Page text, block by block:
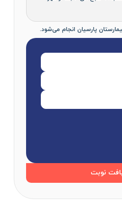
پارسیان انجام می‌شود.
نوبت